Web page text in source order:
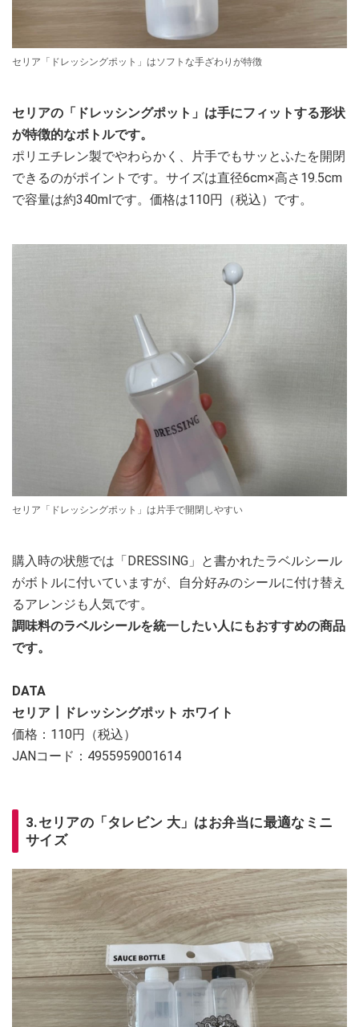
セリア「ドレッシングポット」はソフトな手ざわりが特徴
セリアの「ドレッシングポット」は手にフィットする形状
が特徴的なボトルです。
ポリエチレン製でやわらかく、片手でもサッとふたを開閉
できるのがポイントです。サイズは直径6cm×高さ19.5cm
で容量は約340mlです。価格は110円（税込）です。
セリア「ドレッシングポット」は片手で開閉しやすい
購入時の状態では「DRESSING」と書かれたラベルシール
がボトルに付いていますが、自分好みのシールに付け替え
るアレンジも人気です。
調味料のラベルシールを統一したい人にもおすすめの商品
です。
DATA
セリア┃ドレッシングポット ホワイト
価格：110円（税込）
JANコード：4955959001614
3.セリアの「タレビン 大」はお弁当に最適なミニ
サイズ